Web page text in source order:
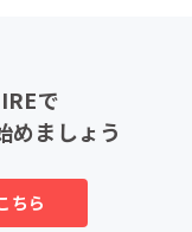
で
めましょう
ちら